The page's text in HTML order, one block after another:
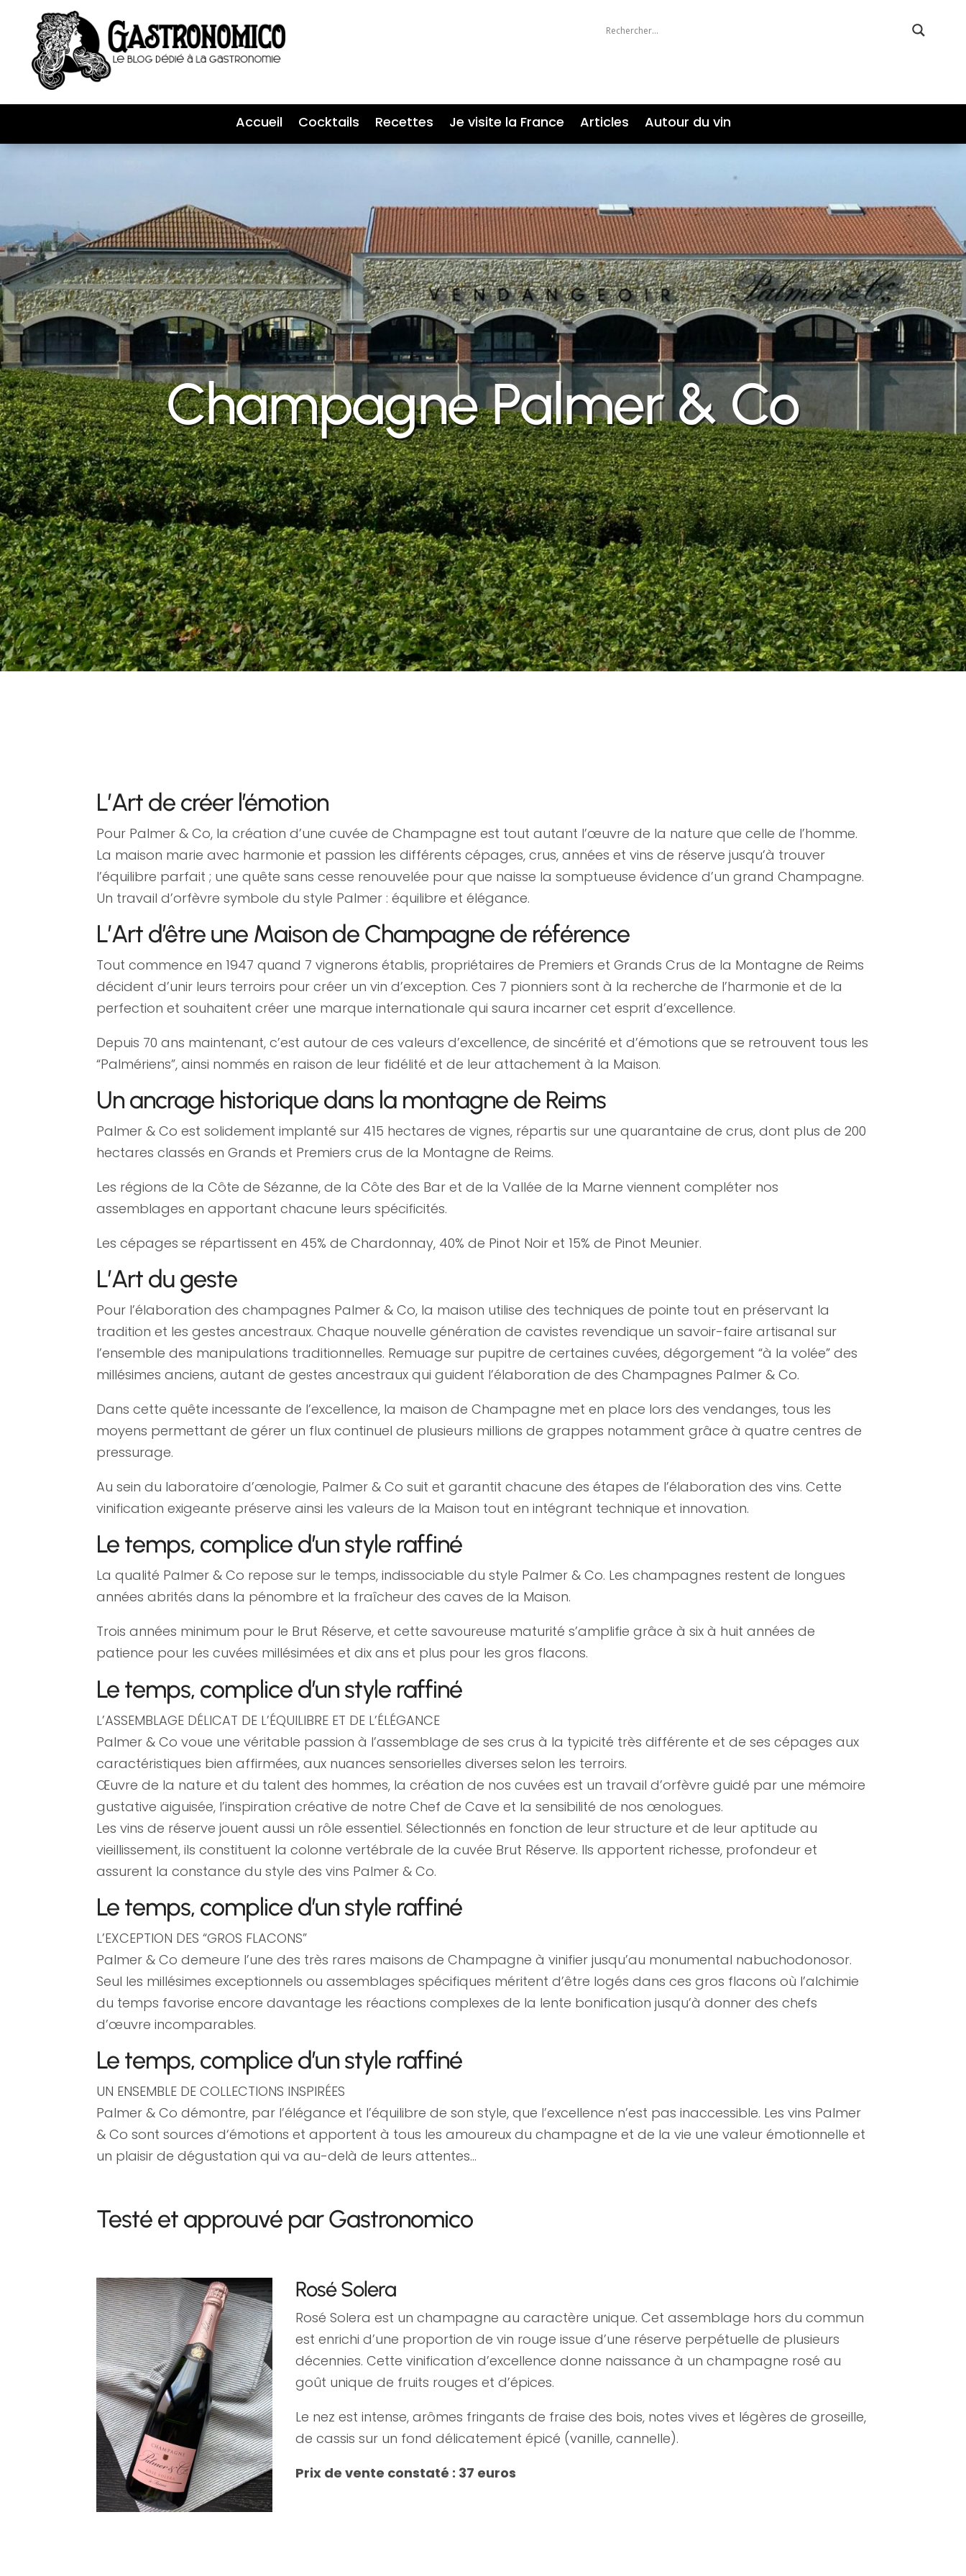
Accueil Cocktails Recettes Je visite la France Articles Autour du vin
Champagne Palmer & Co
L’Art de créer l’émotion
Pour Palmer & Co, la création d’une cuvée de Champagne est tout autant l’œuvre de la nature que celle de l’homme.
La maison marie avec harmonie et passion les différents cépages, crus, années et vins de réserve jusqu’à trouver
l’équilibre parfait ; une quête sans cesse renouvelée pour que naisse la somptueuse évidence d’un grand Champagne.
Un travail d’orfèvre symbole du style Palmer : équilibre et élégance.
L’Art d’être une Maison de Champagne de référence
Tout commence en 1947 quand 7 vignerons établis, propriétaires de Premiers et Grands Crus de la Montagne de Reims
décident d’unir leurs terroirs pour créer un vin d’exception. Ces 7 pionniers sont à la recherche de l’harmonie et de la
perfection et souhaitent créer une marque internationale qui saura incarner cet esprit d’excellence.
Depuis 70 ans maintenant, c’est autour de ces valeurs d’excellence, de sincérité et d’émotions que se retrouvent tous les
“Palmériens”, ainsi nommés en raison de leur fidélité et de leur attachement à la Maison.
Un ancrage historique dans la montagne de Reims
Palmer & Co est solidement implanté sur 415 hectares de vignes, répartis sur une quarantaine de crus, dont plus de 200
hectares classés en Grands et Premiers crus de la Montagne de Reims.
Les régions de la Côte de Sézanne, de la Côte des Bar et de la Vallée de la Marne viennent compléter nos
assemblages en apportant chacune leurs spécificités.
Les cépages se répartissent en 45% de Chardonnay, 40% de Pinot Noir et 15% de Pinot Meunier.
L’Art du geste
Pour l’élaboration des champagnes Palmer & Co, la maison utilise des techniques de pointe tout en préservant la
tradition et les gestes ancestraux. Chaque nouvelle génération de cavistes revendique un savoir-faire artisanal sur
l’ensemble des manipulations traditionnelles. Remuage sur pupitre de certaines cuvées, dégorgement “à la volée” des
millésimes anciens, autant de gestes ancestraux qui guident l’élaboration de des Champagnes Palmer & Co.
Dans cette quête incessante de l’excellence, la maison de Champagne met en place lors des vendanges, tous les
moyens permettant de gérer un flux continuel de plusieurs millions de grappes notamment grâce à quatre centres de
pressurage.
Au sein du laboratoire d’œnologie, Palmer & Co suit et garantit chacune des étapes de l’élaboration des vins. Cette
vinification exigeante préserve ainsi les valeurs de la Maison tout en intégrant technique et innovation.
Le temps, complice d’un style raffiné
La qualité Palmer & Co repose sur le temps, indissociable du style Palmer & Co. Les champagnes restent de longues
années abrités dans la pénombre et la fraîcheur des caves de la Maison.
Trois années minimum pour le Brut Réserve, et cette savoureuse maturité s’amplifie grâce à six à huit années de
patience pour les cuvées millésimées et dix ans et plus pour les gros flacons.
Le temps, complice d’un style raffiné
L’ASSEMBLAGE DÉLICAT DE L’ÉQUILIBRE ET DE L’ÉLÉGANCE
Palmer & Co voue une véritable passion à l’assemblage de ses crus à la typicité très différente et de ses cépages aux
caractéristiques bien affirmées, aux nuances sensorielles diverses selon les terroirs.
Œuvre de la nature et du talent des hommes, la création de nos cuvées est un travail d’orfèvre guidé par une mémoire
gustative aiguisée, l’inspiration créative de notre Chef de Cave et la sensibilité de nos œnologues.
Les vins de réserve jouent aussi un rôle essentiel. Sélectionnés en fonction de leur structure et de leur aptitude au
vieillissement, ils constituent la colonne vertébrale de la cuvée Brut Réserve. Ils apportent richesse, profondeur et
assurent la constance du style des vins Palmer & Co.
Le temps, complice d’un style raffiné
L’EXCEPTION DES “GROS FLACONS”
Palmer & Co demeure l’une des très rares maisons de Champagne à vinifier jusqu’au monumental nabuchodonosor.
Seul les millésimes exceptionnels ou assemblages spécifiques méritent d’être logés dans ces gros flacons où l’alchimie
du temps favorise encore davantage les réactions complexes de la lente bonification jusqu’à donner des chefs
d’œuvre incomparables.
Le temps, complice d’un style raffiné
UN ENSEMBLE DE COLLECTIONS INSPIRÉES
Palmer & Co démontre, par l’élégance et l’équilibre de son style, que l’excellence n’est pas inaccessible. Les vins Palmer
& Co sont sources d‘émotions et apportent à tous les amoureux du champagne et de la vie une valeur émotionnelle et
un plaisir de dégustation qui va au-delà de leurs attentes…
Testé et approuvé par Gastronomico
Rosé Solera
Rosé Solera est un champagne au caractère unique. Cet assemblage hors du commun
est enrichi d’une proportion de vin rouge issue d’une réserve perpétuelle de plusieurs
décennies. Cette vinification d’excellence donne naissance à un champagne rosé au
goût unique de fruits rouges et d’épices.
Le nez est intense, arômes fringants de fraise des bois, notes vives et légères de groseille,
de cassis sur un fond délicatement épicé (vanille, cannelle).
Prix de vente constaté : 37 euros